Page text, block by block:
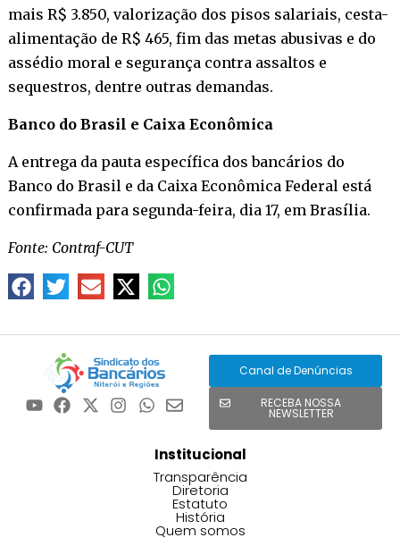
mais R$ 3.850, valorização dos pisos salariais, cesta-
alimentação de R$ 465, fim das metas abusivas e do
assédio moral e segurança contra assaltos e
sequestros, dentre outras demandas.
Banco do Brasil e Caixa Econômica
A entrega da pauta específica dos bancários do
Banco do Brasil e da Caixa Econômica Federal está
confirmada para segunda-feira, dia 17, em Brasília.
Fonte: Contraf-CUT
Canal de Denúncias
RECEBA NOSSA
NEWSLETTER
Institucional
Transparência
Diretoria
Estatuto
História
Quem somos